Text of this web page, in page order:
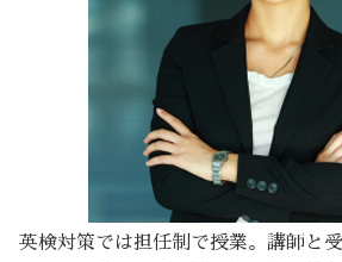
英検対策では担任制で授業。講師と